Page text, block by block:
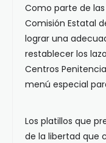
Como parte de
Comisión Estatal
lograr una
restablecer los
Centros
menú especial
Los platillos que
de la libertad que